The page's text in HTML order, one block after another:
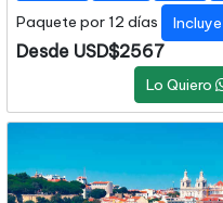
Paquete por 12 días Incluye
Desde USD$2567
Lo Quiero